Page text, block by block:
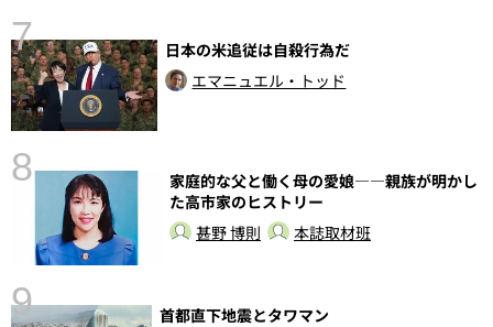
7
日本の米追従は自殺行為だ
エマニュエル・トッド
8
家庭的な父と働く母の愛娘――親族が明かし
た高市家のヒストリー
甚野 博則
本誌取材班
9
首都直下地震とタワマン